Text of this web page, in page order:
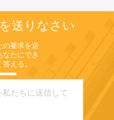
送りなさい
の要求を送
なたにでき
える。